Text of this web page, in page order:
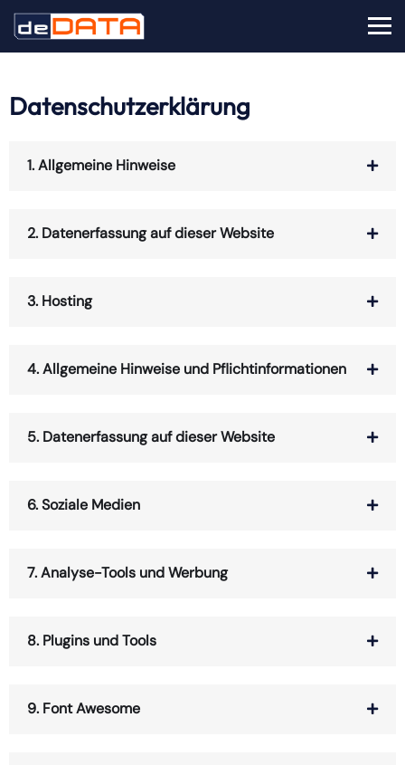
Datenschutzerklärung
1. Allgemeine Hinweise
2. Datenerfassung auf dieser Website
3. Hosting
4. Allgemeine Hinweise und Pflicht­informationen
5. Datenerfassung auf dieser Website
6. Soziale Medien
7. Analyse-Tools und Werbung
8. Plugins und Tools
9. Font Awesome